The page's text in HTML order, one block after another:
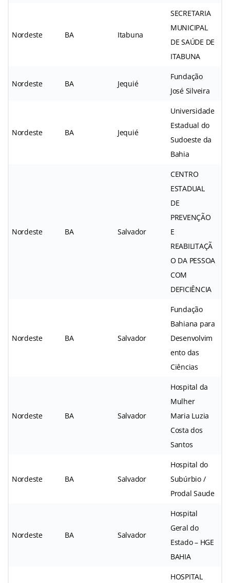
Nordeste BA Itabuna
SECRETARIA
MUNICIPAL
DE SAÚDE DE
ITABUNA
Nordeste BA Jequié
Fundação
José Silveira
Nordeste BA Jequié
Universidade
Estadual do
Sudoeste da
Bahia
Nordeste BA Salvador
CENTRO
ESTADUAL
DE
PREVENÇÃO
E
REABILITAÇÃ
O DA PESSOA
COM
DEFICIÊNCIA
Nordeste BA Salvador
Fundação
Bahiana para
Desenvolvim
ento das
Ciências
Nordeste BA Salvador
Hospital da
Mulher
Maria Luzia
Costa dos
Santos
Nordeste BA Salvador
Hospital do
Subúrbio /
Prodal Saude
Nordeste BA Salvador
Hospital
Geral do
Estado – HGE
BAHIA
HOSPITAL